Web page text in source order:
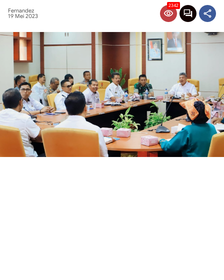
Fernandez
19 Mei 2023
2342